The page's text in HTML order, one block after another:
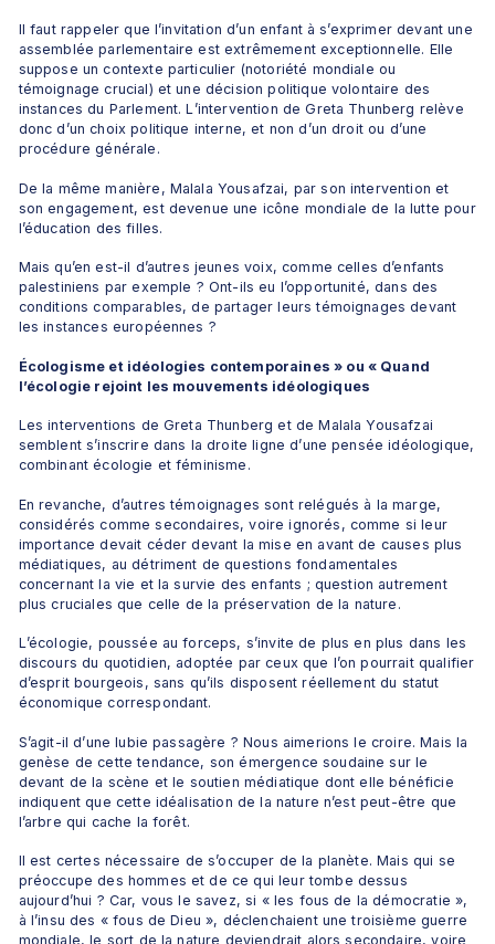
Il faut rappeler que l’invitation d’un enfant à s’exprimer devant une
assemblée parlementaire est extrêmement exceptionnelle. Elle
suppose un contexte particulier (notoriété mondiale ou
témoignage crucial) et une décision politique volontaire des
instances du Parlement. L’intervention de Greta Thunberg relève
donc d’un choix politique interne, et non d’un droit ou d’une
procédure générale.
De la même manière, Malala Yousafzai, par son intervention et
son engagement, est devenue une icône mondiale de la lutte pour
l’éducation des filles.
Mais qu’en est-il d’autres jeunes voix, comme celles d’enfants
palestiniens par exemple ? Ont-ils eu l’opportunité, dans des
conditions comparables, de partager leurs témoignages devant
les instances européennes ?
Écologisme et idéologies contemporaines » ou « Quand
l’écologie rejoint les mouvements idéologiques
Les interventions de Greta Thunberg et de Malala Yousafzai
semblent s’inscrire dans la droite ligne d’une pensée idéologique,
combinant écologie et féminisme.
En revanche, d’autres témoignages sont relégués à la marge,
considérés comme secondaires, voire ignorés, comme si leur
importance devait céder devant la mise en avant de causes plus
médiatiques, au détriment de questions fondamentales
concernant la vie et la survie des enfants ; question autrement
plus cruciales que celle de la préservation de la nature.
L’écologie, poussée au forceps, s’invite de plus en plus dans les
discours du quotidien, adoptée par ceux que l’on pourrait qualifier
d’esprit bourgeois, sans qu’ils disposent réellement du statut
économique correspondant.
S’agit-il d’une lubie passagère ? Nous aimerions le croire. Mais la
genèse de cette tendance, son émergence soudaine sur le
devant de la scène et le soutien médiatique dont elle bénéficie
indiquent que cette idéalisation de la nature n’est peut-être que
l’arbre qui cache la forêt.
Il est certes nécessaire de s’occuper de la planète. Mais qui se
préoccupe des hommes et de ce qui leur tombe dessus
aujourd’hui ? Car, vous le savez, si « les fous de la démocratie »,
à l’insu des « fous de Dieu », déclenchaient une troisième guerre
mondiale, le sort de la nature deviendrait alors secondaire, voire